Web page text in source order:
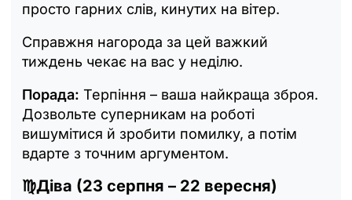
просто гарних слів, кинутих на вітер.
Справжня нагорода за цей важкий
тиждень чекає на вас у неділю.
Порада: Терпіння – ваша найкраща зброя.
Дозвольте суперникам на роботі
вишумітися й зробити помилку, а потім
вдарте з точним аргументом.
♍Діва (23 серпня – 22 вересня)